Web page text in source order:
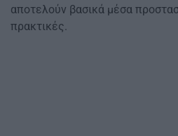
αποτελούν βασικά μέσα
πρακτικές.